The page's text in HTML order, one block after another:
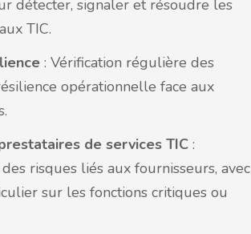
détecter, signaler et résoudre les
TIC.
: Vérification régulière des
opérationnelle face aux
de services TIC :
risques liés aux fournisseurs, avec
sur les fonctions critiques ou